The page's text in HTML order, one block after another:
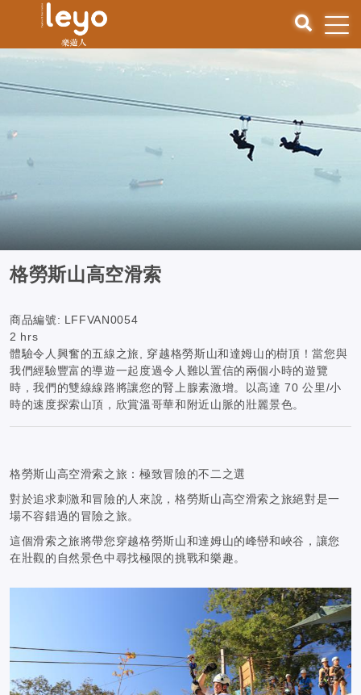
格勞斯山高空滑索
商品編號: LFFVAN0054
2 hrs
體驗令人興奮的五線之旅, 穿越格勞斯山和達姆山的樹頂！當您與
我們經驗豐富的導遊一起度過令人難以置信的兩個小時的遊覽
時，我們的雙線線路將讓您的腎上腺素激增。以高達 70 公里/小
時的速度探索山頂，欣賞溫哥華和附近山脈的壯麗景色。
格勞斯山高空滑索之旅：極致冒險的不二之選
對於追求刺激和冒險的人來說，格勞斯山高空滑索之旅絕對是一
場不容錯過的冒險之旅。
這個滑索之旅將帶您穿越格勞斯山和達姆山的峰巒和峽谷，讓您
在壯觀的自然景色中尋找極限的挑戰和樂趣。